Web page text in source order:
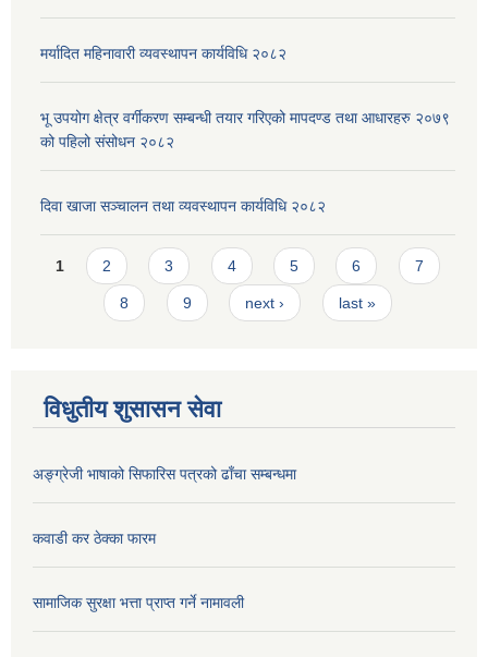
मर्यादित महिनावारी व्यवस्थापन कार्यविधि २०८२
भू उपयोग क्षेत्र वर्गीकरण सम्बन्धी तयार गरिएको मापदण्ड तथा आधारहरु २०७९
को पहिलो संसोधन २०८२
दिवा खाजा सञ्चालन तथा व्यवस्थापन कार्यविधि २०८२
Pages
1 2 3 4 5 6 7
8 9 next › last »
विधुतीय शुसासन सेवा
अङ्ग्रेजी भाषाको सिफारिस पत्रको ढाँचा सम्बन्धमा
कवाडी कर ठेक्का फारम
सामाजिक सुरक्षा भत्ता प्राप्त गर्ने नामावली